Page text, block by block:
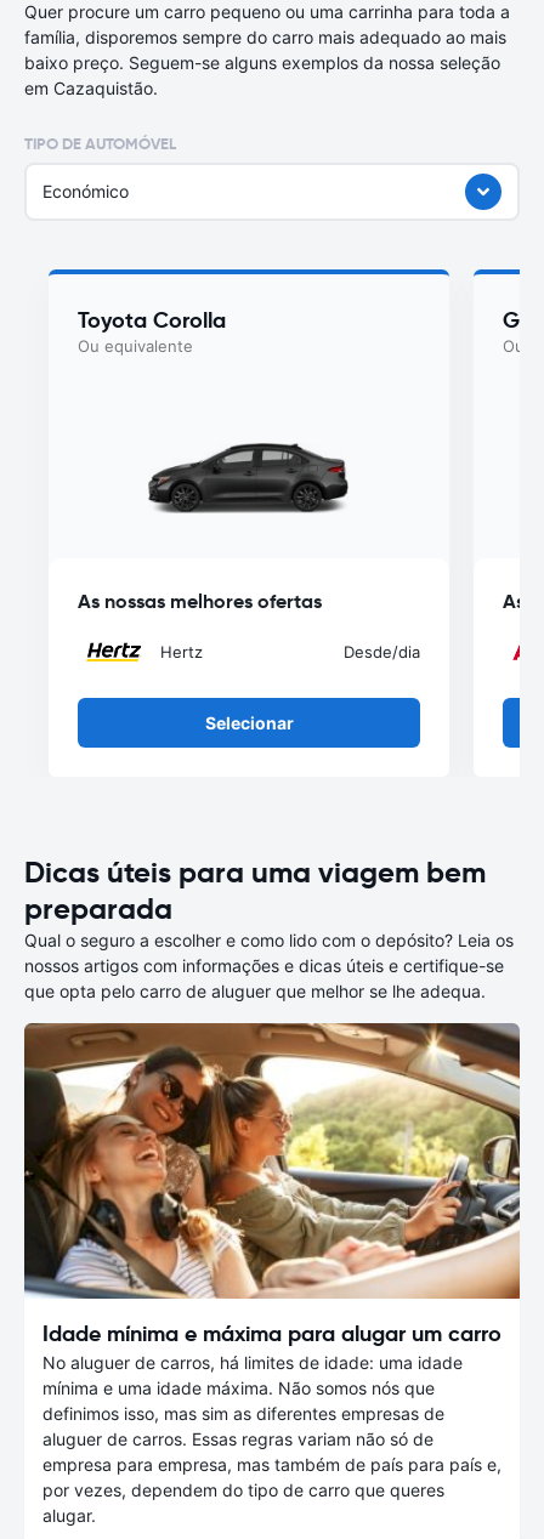
Quer procure um carro pequeno ou uma carrinha para toda a
família, disporemos sempre do carro mais adequado ao mais
baixo preço. Seguem-se alguns exemplos da nossa seleção
em Cazaquistão.
TIPO DE AUTOMÓVEL
Económico
Toyota Corolla
Ou equivalente
As nossas melhores ofertas
Hertz Desde/dia
Selecionar
Ou
As
Dicas úteis para uma viagem bem
preparada
Qual o seguro a escolher e como lido com o depósito? Leia os
nossos artigos com informações e dicas úteis e certifique-se
que opta pelo carro de aluguer que melhor se lhe adequa.
Idade mínima e máxima para alugar um carro
No aluguer de carros, há limites de idade: uma idade
mínima e uma idade máxima. Não somos nós que
definimos isso, mas sim as diferentes empresas de
aluguer de carros. Essas regras variam não só de
empresa para empresa, mas também de país para país e,
por vezes, dependem do tipo de carro que queres
alugar.